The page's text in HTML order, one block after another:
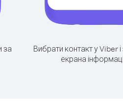
за
Вибрати контакт у Viber
екрана